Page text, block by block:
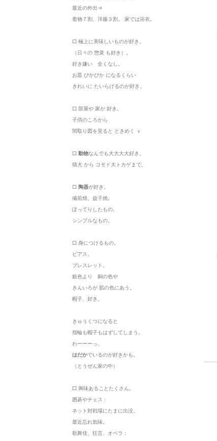
最近の外出→
着物７割、洋服３割。 家では浴衣。
□ 極上に美味しいものが好き。
（日々の 惣菜 も好き）。
好き嫌い 全くなし。
お皿 ぴかぴか になるくらい
きれいに たいらげるのが好き。
□ 部屋や 家が 好き。
子供のころから
間取り図を見ると ときめく ｖ
□ 動物なんでも大大大大好き。
猫犬 から コモド大トカゲまで。
□ 陶器が好き。
備前焼、益子焼。
ぽってりしたもの。
シンプルなもの。
□ 身につけるもの。
ピアス。
ブレスレット。
銀色より 銅の色や
きんいろが 肌の色にあう。
帽子、好き。
きゅうくつになると
指輪も帽子もはずしてしまう。
わーーーっ。
はだかでいるのが好きかも。
（とうぜん家の中）
□ 興味あることたくさん。
囲碁やチェス：
ネット対戦場にたまに出没。
最近忘れ気味。
歌舞伎、狂言、オペラ：